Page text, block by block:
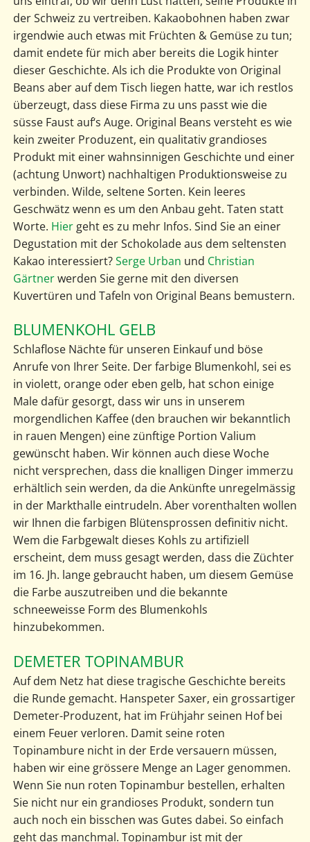
der Schweiz zu vertreiben. Kakaobohnen haben zwar
irgendwie auch etwas mit Früchten & Gemüse zu tun;
damit endete für mich aber bereits die Logik hinter
dieser Geschichte. Als ich die Produkte von Original
Beans aber auf dem Tisch liegen hatte, war ich restlos
überzeugt, dass diese Firma zu uns passt wie die
süsse Faust auf‘s Auge. Original Beans versteht es wie
kein zweiter Produzent, ein qualitativ grandioses
Produkt mit einer wahnsinnigen Geschichte und einer
(achtung Unwort) nachhaltigen Produktionsweise zu
verbinden. Wilde, seltene Sorten. Kein leeres
Geschwätz wenn es um den Anbau geht. Taten statt
Worte. Hiergeht es zu mehr Infos. Sind Sie an einer
Degustation mit der Schokolade aus dem seltensten
Kakao interessiert?Serge Urban und Christian
Gärtnerwerden Sie gerne mit den diversen
Kuvertüren und Tafeln von Original Beans bemustern.
BLUMENKOHL GELB
Schlaflose Nächte für unseren Einkauf und böse
Anrufe von Ihrer Seite. Der farbige Blumenkohl, sei es
in violett, orange oder eben gelb, hat schon einige
Male dafür gesorgt, dass wir uns in unserem
morgendlichen Kaffee (den brauchen wir bekanntlich
in rauen Mengen) eine zünftige Portion Valium
gewünscht haben. Wir können auch diese Woche
nicht versprechen, dass die knalligen Dinger immerzu
erhältlich sein werden, da die Ankünfte unregelmässig
in der Markthalle eintrudeln. Aber vorenthalten wollen
wir Ihnen die farbigen Blütensprossen definitiv nicht.
Wem die Farbgewalt dieses Kohls zu artifiziell
erscheint, dem muss gesagt werden, dass die Züchter
im 16. Jh. lange gebraucht haben, um diesem Gemüse
die Farbe auszutreiben und die bekannte
schneeweisse Form des Blumenkohls
hinzubekommen.
DEMETER TOPINAMBUR
Auf dem Netz hat diese tragische Geschichte bereits
die Runde gemacht. Hanspeter Saxer, ein grossartiger
Demeter-Produzent, hat im Frühjahr seinen Hof bei
einem Feuer verloren. Damit seine roten
Topinambure nicht in der Erde versauern müssen,
haben wir eine grössere Menge an Lager genommen.
Wenn Sie nun roten Topinambur bestellen, erhalten
Sie nicht nur ein grandioses Produkt, sondern tun
auch noch ein bisschen was Gutes dabei. So einfach
geht das manchmal. Topinambur ist mit der